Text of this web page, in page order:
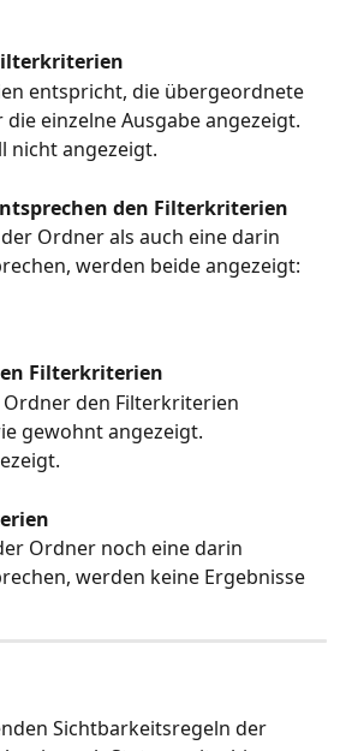
entspricht, die übergeordnete
einzelne Ausgabe angezeigt.
nicht angezeigt.
den Filterkriterien
Ordner als auch eine darin
werden beide angezeigt:
Filterkriterien
den Filterkriterien
gewohnt angezeigt.
Ordner noch eine darin
werden keine Ergebnisse
Sichtbarkeitsregeln der